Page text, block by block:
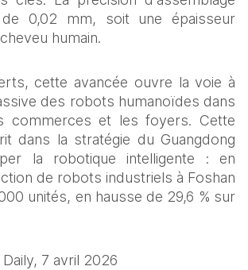
0,02 mm, soit une épaisseur
humain.
cette avancée ouvre la voie à
des robots humanoïdes dans
commerces et les foyers. Cette
dans la stratégie du Guangdong
la robotique intelligente : en
de robots industriels à Foshan
unités, en hausse de 29,6 % sur
7 avril 2026